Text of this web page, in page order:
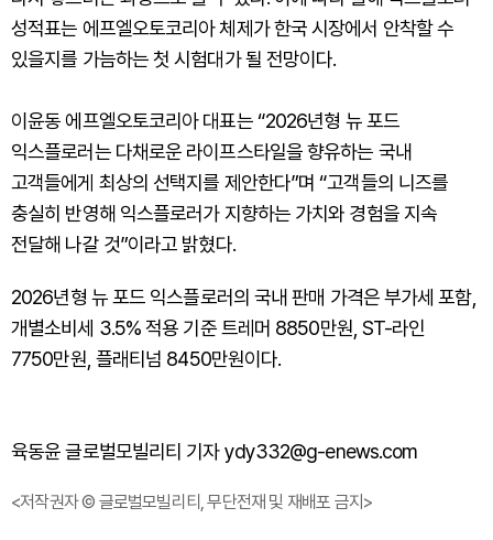
성적표는 에프엘오토코리아 체제가 한국 시장에서 안착할 수
있을지를 가늠하는 첫 시험대가 될 전망이다.
이윤동 에프엘오토코리아 대표는 “2026년형 뉴 포드
익스플로러는 다채로운 라이프스타일을 향유하는 국내
고객들에게 최상의 선택지를 제안한다”며 “고객들의 니즈를
충실히 반영해 익스플로러가 지향하는 가치와 경험을 지속
전달해 나갈 것”이라고 밝혔다.
2026년형 뉴 포드 익스플로러의 국내 판매 가격은 부가세 포함,
개별소비세 3.5% 적용 기준 트레머 8850만원, ST-라인
7750만원, 플래티넘 8450만원이다.
육동윤 글로벌모빌리티 기자 ydy332@g-enews.com
<저작권자 © 글로벌모빌리티, 무단전재 및 재배포 금지>